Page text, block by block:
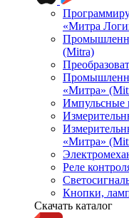
«Митра
(Mitra)
«Митра»
Импульсные
«Митра»
Реле
Кнопки,
Скачать каталог